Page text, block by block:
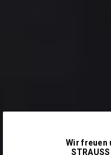
Wir freuen